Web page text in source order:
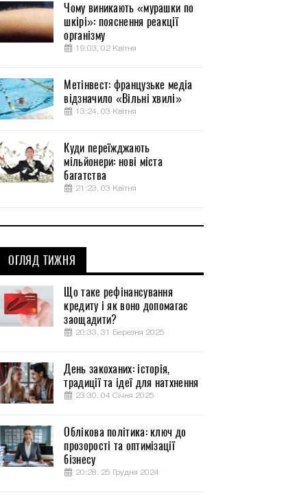
Чому виникають «мурашки по
шкірі»: пояснення реакції
організму
19:03, 02 Квітня
Метінвест: французьке медіа
відзначило «Вільні хвилі»
13:24, 03 Квітня
Куди переїжджають
мільйонери: нові міста
багатства
21:23, 03 Квітня
ОГЛЯД ТИЖНЯ
Що таке рефінансування
кредиту і як воно допомагає
заощадити?
20:33, 31 Березня 2025
День закоханих: історія,
традиції та ідеї для натхнення
23:30, 04 Січня 2025
Облікова політика: ключ до
прозорості та оптимізації
бізнесу
20:28, 25 Грудня 2024